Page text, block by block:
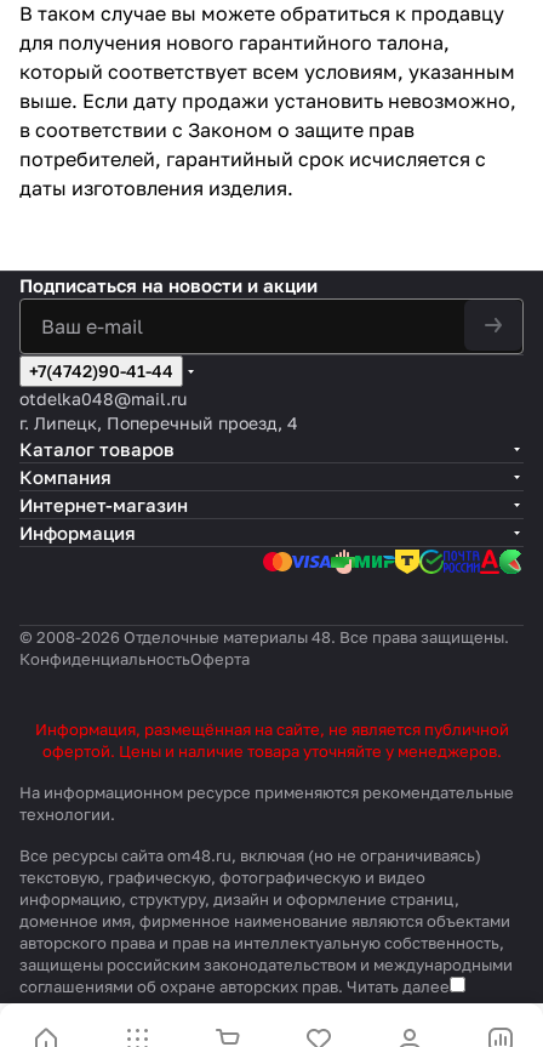
В таком случае вы можете обратиться к продавцу
для получения нового гарантийного талона,
который соответствует всем условиям, указанным
выше. Если дату продажи установить невозможно,
в соответствии с Законом о защите прав
потребителей, гарантийный срок исчисляется с
даты изготовления изделия.
Подписаться на новости и акции
+7(4742)90-41-44
otdelka048@mail.ru
г. Липецк, Поперечный проезд, 4
Каталог товаров
Компания
Интернет-магазин
Информация
© 2008-2026 Отделочные материалы 48. Все права защищены.
КонфиденциальностьОферта
Информация, размещённая на сайте, не является публичной
офертой. Цены и наличие товара уточняйте у менеджеров.
На информационном ресурсе применяются рекомендательные
технологии.
Все ресурсы сайта om48.ru, включая (но не ограничиваясь)
текстовую, графическую, фотографическую и видео
информацию, структуру, дизайн и оформление страниц,
доменное имя, фирменное наименование являются объектами
авторского права и прав на интеллектуальную собственность,
защищены российским законодательством и международными
соглашениями об охране авторских прав. Читать далее